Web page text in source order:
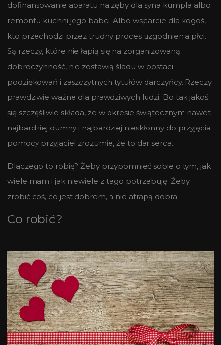
dofinansowanie aparatu na zęby dla syna kumpla albo
remontu kuchni jego babci. Albo wsparcie dla kogoś,
kto przechodzi przez trudny proces uzgodnienia płci.
Są rzeczy, które nie łapią się na zorganizowaną
dobroczynność, nie zostawią śladu w postaci
podziękowań i zaszczytnych tytułów darczyńcy. Rzeczy
prawdziwie ważne dla prawdziwych ludzi. Bo tak jakoś
się szczęśliwie składa, że w okresie świątecznym nawet
najbardziej dumny i najbardziej nieskłonny do przyjęcia
pomocy przyjaciel zrozumie, że to dar serca.
Dlaczego to robię? Żeby przypomnieć sobie o tym, jak
wiele mam i jak niewiele z tego potrzebuję. Żeby
zrobić coś, co jest dobrem, a nie atrapą dobra.
Co robić?